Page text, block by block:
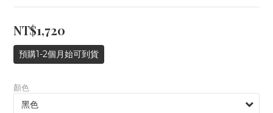
NT$1,720
預購1-2個月始可到貨
顏色